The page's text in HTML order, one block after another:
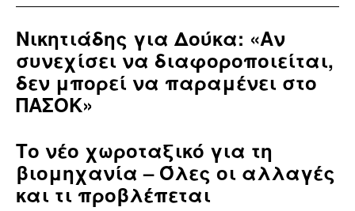
Νικητιάδης για Δούκα: «Αν
συνεχίσει να διαφοροποιείται,
δεν μπορεί να παραμένει στο
ΠΑΣΟΚ»
Το νέο χωροταξικό για τη
βιομηχανία – Όλες οι αλλαγές
και τι προβλέπεται